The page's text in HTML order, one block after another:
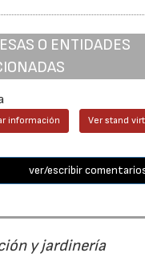
O ENTIDADES
información Ver stand
ver/escribir
y jardinería